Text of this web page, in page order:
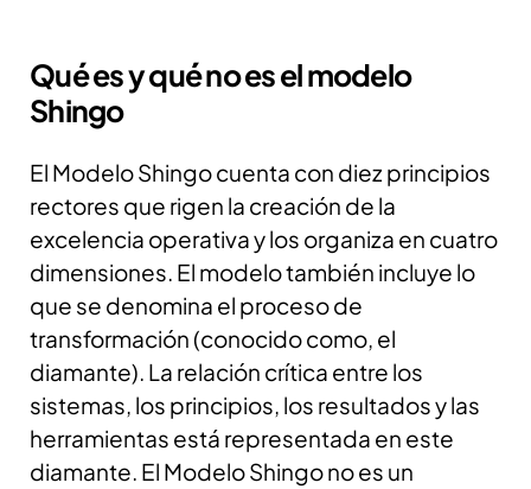
Qué es y qué no es el modelo
Shingo
El Modelo Shingo cuenta con diez principios
rectores que rigen la creación de la
excelencia operativa y los organiza en cuatro
dimensiones. El modelo también incluye lo
que se denomina el proceso de
transformación (conocido como, el
diamante). La relación crítica entre los
sistemas, los principios, los resultados y las
herramientas está representada en este
diamante. El Modelo Shingo no es un